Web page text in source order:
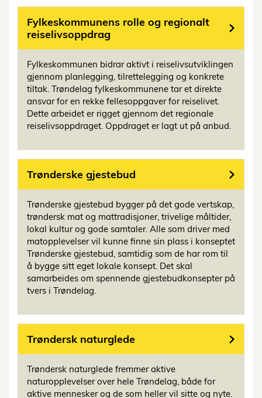
Fylkeskommunens rolle og regionalt
reiselivsoppdrag
Fylkeskommunen bidrar aktivt i reiselivsutviklingen
gjennom planlegging, tilrettelegging og konkrete
tiltak. Trøndelag fylkeskommunene tar et direkte
ansvar for en rekke fellesoppgaver for reiselivet.
Dette arbeidet er rigget gjennom det regionale
reiselivsoppdraget. Oppdraget er lagt ut på anbud.
Trønderske gjestebud
Trønderske gjestebud bygger på det gode vertskap,
trøndersk mat og mattradisjoner, trivelige måltider,
lokal kultur og gode samtaler. Alle som driver med
matopplevelser vil kunne finne sin plass i konseptet
Trønderske gjestebud, samtidig som de har rom til
å bygge sitt eget lokale konsept. Det skal
samarbeides om spennende gjestebudkonsepter på
tvers i Trøndelag.
Trøndersk naturglede
Trøndersk naturglede fremmer aktive
naturopplevelser over hele Trøndelag, både for
aktive mennesker og de som heller vil sitte og nyte.